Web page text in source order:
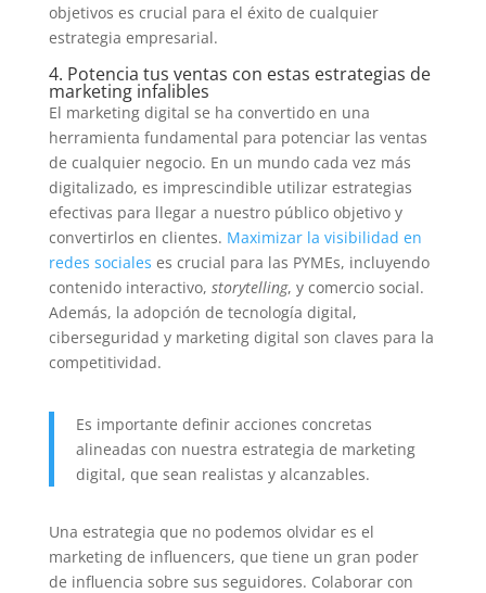
objetivos es crucial para el éxito de cualquier
estrategia empresarial.
4. Potencia tus ventas con estas estrategias de
marketing infalibles
El marketing digital se ha convertido en una
herramienta fundamental para potenciar las ventas
de cualquier negocio. En un mundo cada vez más
digitalizado, es imprescindible utilizar estrategias
efectivas para llegar a nuestro público objetivo y
convertirlos en clientes. Maximizar la visibilidad en
redes sociales es crucial para las PYMEs, incluyendo
contenido interactivo, storytelling, y comercio social.
Además, la adopción de tecnología digital,
ciberseguridad y marketing digital son claves para la
competitividad.
Es importante definir acciones concretas
alineadas con nuestra estrategia de marketing
digital, que sean realistas y alcanzables.
Una estrategia que no podemos olvidar es el
marketing de influencers, que tiene un gran poder
de influencia sobre sus seguidores. Colaborar con